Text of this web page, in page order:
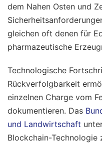
dem Nahen Osten und
gleichen oft denen für
pharmazeutische
Technologische
Rückverfolgbarkeit
einzelnen Charge vom
dokumentieren. Das
und Landwirtschaft
Blockchain-Technologie